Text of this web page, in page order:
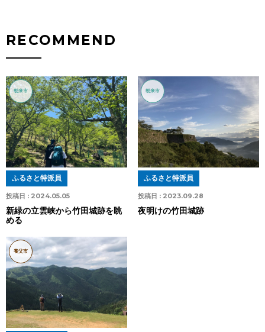
RECOMMEND
朝来市
投稿日 : 2024.05.05
ふるさと特派員
新緑の立雲峡から竹田城跡を眺
める
朝来市
投稿日 : 2023.09.28
ふるさと特派員
夜明けの竹田城跡
養父市